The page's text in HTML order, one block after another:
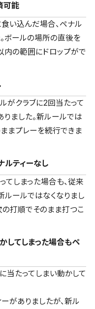
可能
い込んだ場合、ペナル
ボールの場所の直後を
内の範囲にドロップがで
がクラブに2回当たって
りました。新ルールでは
ままプレーを続行できま
ルティーなし
てしまった場合も、従来
ルールではなくなりまし
の打順でそのまま打つこ
してしまった場合もペ
当たってしまい動かして
がありましたが、新ル